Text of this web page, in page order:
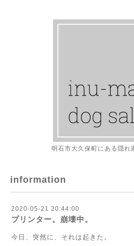
明石市大久保町にある隠れ
information
2020-05-21 20:44:00
プリンター。崩壊中。
今日、突然に、それは起きた。